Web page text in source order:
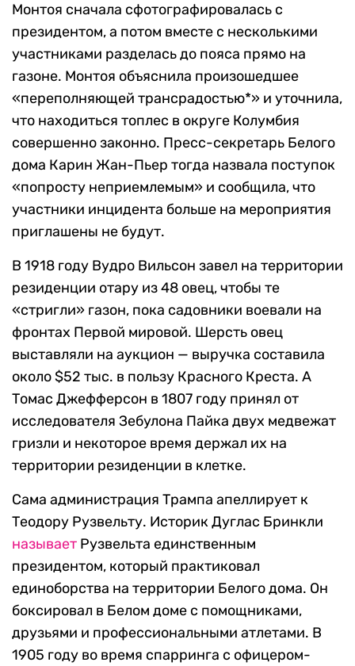
Монтоя сначала сфотографировалась с
президентом, а потом вместе с несколькими
участниками разделась до пояса прямо на
газоне. Монтоя объяснила произошедшее
«переполняющей трансрадостью*» и уточнила,
что находиться топлес в округе Колумбия
совершенно законно. Пресс-секретарь Белого
дома Карин Жан-Пьер тогда назвала поступок
«попросту неприемлемым» и сообщила, что
участники инцидента больше на мероприятия
приглашены не будут.
В 1918 году Вудро Вильсон завел на территории
резиденции отару из 48 овец, чтобы те
«стригли» газон, пока садовники воевали на
фронтах Первой мировой. Шерсть овец
выставляли на аукцион — выручка составила
около $52 тыс. в пользу Красного Креста. А
Томас Джефферсон в 1807 году принял от
исследователя Зебулона Пайка двух медвежат
гризли и некоторое время держал их на
территории резиденции в клетке.
Сама администрация Трампа апеллирует к
Теодору Рузвельту. Историк Дуглас Бринкли
называет Рузвельта единственным
президентом, который практиковал
единоборства на территории Белого дома. Он
боксировал в Белом доме с помощниками,
друзьями и профессиональными атлетами. В
1905 году во время спарринга с офицером-